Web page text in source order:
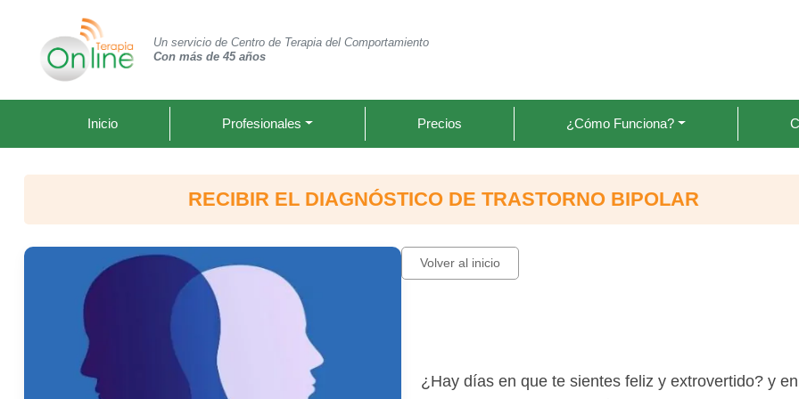
Un servicio de Centro de Terapia del Comportamiento
Con más de 45 años
Inicio Profesionales Precios ¿Cómo Funciona?
RECIBIR EL DIAGNÓSTICO DE TRASTORNO BIPOLAR
Volver al inicio
¿Hay días en que te sientes feliz y extrovertido? y